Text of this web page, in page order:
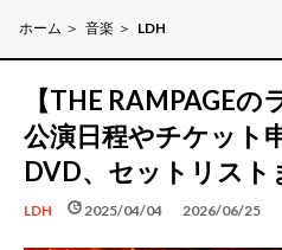
ホーム 音楽 LDH
【THE RAMPAGEの
公演日程やチケット
DVD、セットリスト
LDH schedule 2025/04/04
update 2026/06/25